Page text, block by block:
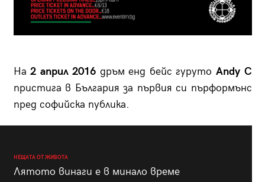
На2 април 2016 дръм енд бейс гуруто Andy C
пристига в България за първия си пърформънс
пред софийска публика.
НЕЩАТА ОТ ЖИВОТА
Лятото винаги е в минало време